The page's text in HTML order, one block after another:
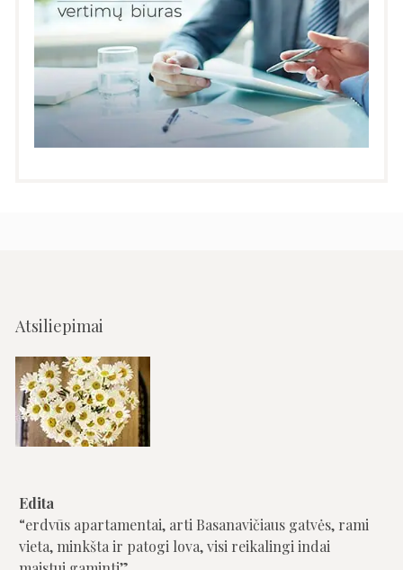
Atsiliepimai
Edita
erdvūs apartamentai, arti Basanavičiaus gatvės, rami
vieta, minkšta ir patogi lova, visi reikalingi indai
Saulius
Puiki vieta. Labai švarūs apartamentai. Malonus
personalas.